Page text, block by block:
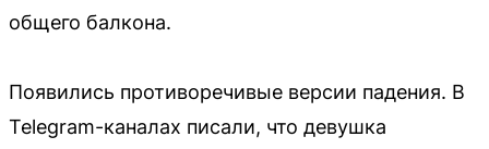
общего балкона.
Появились противоречивые версии падения. В
Telegram-каналах писали, что девушка